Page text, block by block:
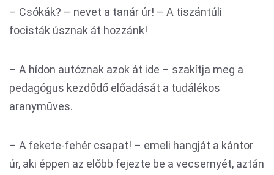
– Csókák? – nevet a tanár úr! – A tiszántúli
focisták úsznak át hozzánk!
– A hídon autóznak azok át ide – szakítja meg a
pedagógus kezdődő előadását a tudálékos
aranyműves.
– A fekete-fehér csapat! – emeli hangját a kántor
úr, aki éppen az előbb fejezte be a vecsernyét, aztán